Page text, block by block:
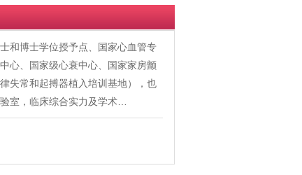
和博士学位授予点、国家心血管专
心、国家级心衰中心、国家家房颤
失常和起搏器植入培训基地），也
室，临床综合实力及学术…